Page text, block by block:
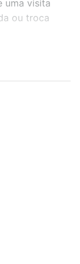
uma visita
ou troca
com
nossas
com você